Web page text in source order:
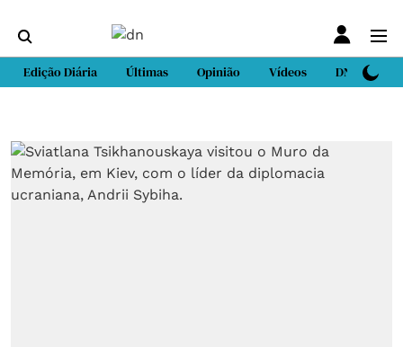
Edição Diária Últimas Opinião Vídeos DN Sport